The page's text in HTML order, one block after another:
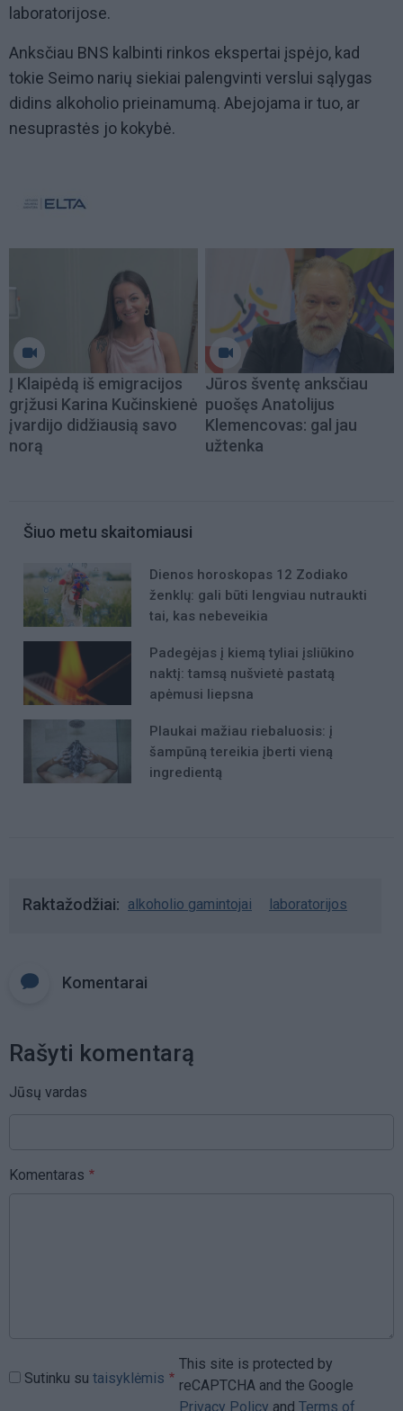
laboratorijose.
Anksčiau BNS kalbinti rinkos ekspertai įspėjo, kad
tokie Seimo narių siekiai palengvinti verslui sąlygas
didins alkoholio prieinamumą. Abejojama ir tuo, ar
nesuprastės jo kokybė.
Į Klaipėdą iš emigracijos
grįžusi Karina Kučinskienė
įvardijo didžiausią savo
norą
Jūros šventę anksčiau
puošęs Anatolijus
Klemencovas: gal jau
užtenka
Šiuo metu skaitomiausi
Dienos horoskopas 12 Zodiako
ženklų: gali būti lengviau nutraukti
tai, kas nebeveikia
Padegėjas į kiemą tyliai įsliūkino
naktį: tamsą nušvietė pastatą
apėmusi liepsna
Plaukai mažiau riebaluosis: į
šampūną tereikia įberti vieną
ingredientą
Raktažodžiai alkoholio gamintojai laboratorijos
Komentarai
Rašyti komentarą
Jūsų vardas
Komentaras
Sutinku su taisyklėmis
This site is protected by
reCAPTCHA and the Google
Privacy Policy and Terms of